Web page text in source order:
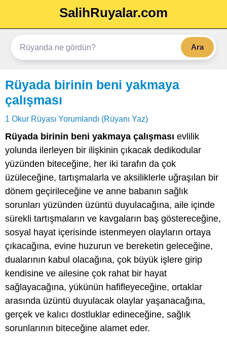
SalihRuyalar.com
Ara
Rüyada birinin beni yakmaya
çalışması
1 Okur Rüyası Yorumlandı (Rüyanı Yaz)
Rüyada birinin beni yakmaya çalışması evlilik
yolunda ilerleyen bir ilişkinin çıkacak dedikodular
yüzünden biteceğine, her iki tarafın da çok
üzüleceğine, tartışmalarla ve aksiliklerle uğraşılan bir
dönem geçirileceğine ve anne babanın sağlık
sorunları yüzünden üzüntü duyulacağına, aile içinde
sürekli tartışmaların ve kavgaların baş göstereceğine,
sosyal hayat içerisinde istenmeyen olayların ortaya
çıkacağına, evine huzurun ve bereketin geleceğine,
dualarının kabul olacağına, çok büyük işlere girip
kendisine ve ailesine çok rahat bir hayat
sağlayacağına, yükünün hafifleyeceğine, ortaklar
arasında üzüntü duyulacak olaylar yaşanacağına,
gerçek ve kalıcı dostluklar edineceğine, sağlık
sorunlarının biteceğine alamet eder.